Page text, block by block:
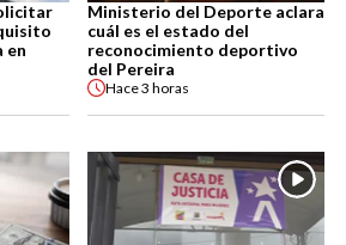
en
Ministerio del Deporte aclara
cuál es el estado del
reconocimiento deportivo
del Pereira
Hace3 horas